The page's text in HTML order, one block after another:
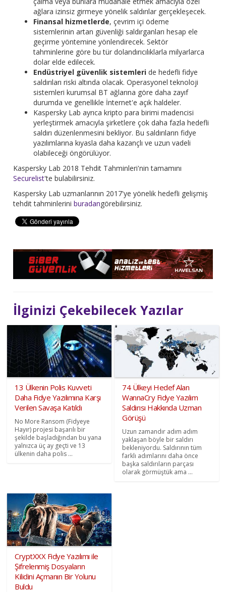
ağlara izinsiz girmeye yönelik saldırılar gerçekleşecek.
Finansal hizmetlerde, çevrim içi ödeme
sistemlerinin artan güvenliği saldırganları hesap ele
geçirme yöntemine yönlendirecek. Sektör
tahminlerine göre bu tür dolandırıcılıklarla milyarlarca
dolar elde edilecek.
Endüstriyel güvenlik sistemleri de hedefli fidye
saldırıları riski altında olacak. Operasyonel teknoloji
sistemleri kurumsal BT ağlarına göre daha zayıf
durumda ve genellikle İnternet'e açık haldeler.
Kaspersky Lab ayrıca kripto para birimi madencisi
yerleştirmek amacıyla şirketlere çok daha fazla hedefli
saldırı düzenlenmesini bekliyor. Bu saldırıların fidye
yazılımlarına kıyasla daha kazançlı ve uzun vadeli
olabileceği öngörülüyor.
Kaspersky Lab 2018 Tehdit Tahminleri'nin tamamını
Securelist'te bulabilirsiniz.
Kaspersky Lab uzmanlarının 2017'ye yönelik hedefli gelişmiş
tehdit tahminlerini buradangörebilirsiniz.
İlginizi Çekebilecek Yazılar
13 Ülkenin Polis Kuvveti
Daha Fidye Yazılımına Karşı
Verilen Savaşa Katıldı
No More Ransom (Fidyeye
Hayır) projesi başarılı bir
şekilde başladığından bu yana
yalnızca üç ay geçti ve 13
ülkenin daha polis ...
74 Ülkeyi Hedef Alan
WannaCry Fidye Yazılım
Saldırısı Hakkında Uzman
Görüşü
Uzun zamandır adım adım
yaklaşan böyle bir saldırı
bekleniyordu. Saldırının tüm
farklı adımlarını daha önce
başka saldırıların parçası
olarak görmüştük ama ...
CryptXXX Fidye Yazılımı ile
Şifrelenmiş Dosyaların
Kilidini Açmanın Bir Yolunu
Buldu